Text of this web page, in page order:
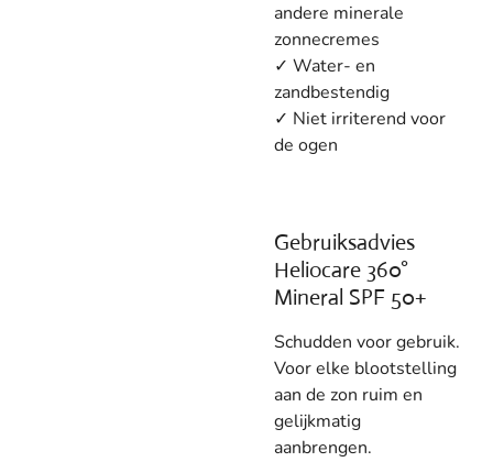
andere minerale
zonnecremes
✓ Water- en
zandbestendig
✓ Niet irriterend voor
de ogen
Gebruiksadvies
Heliocare 360°
Mineral SPF 50+
Schudden voor gebruik.
Voor elke blootstelling
aan de zon ruim en
gelijkmatig
aanbrengen.